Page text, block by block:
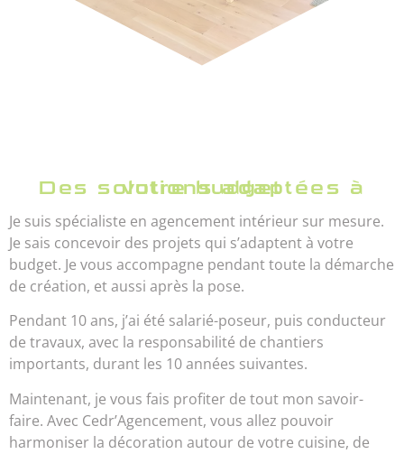
Des solutions adaptées à votre budget
Je suis spécialiste en agencement intérieur sur mesure.
Je sais concevoir des projets qui s’adaptent à votre
budget. Je vous accompagne pendant toute la démarche
de création, et aussi après la pose.
Pendant 10 ans, j’ai été salarié-poseur, puis conducteur
de travaux, avec la responsabilité de chantiers
importants, durant les 10 années suivantes.
Maintenant, je vous fais profiter de tout mon savoir-
faire. Avec Cedr’Agencement, vous allez pouvoir
harmoniser la décoration autour de votre cuisine, de